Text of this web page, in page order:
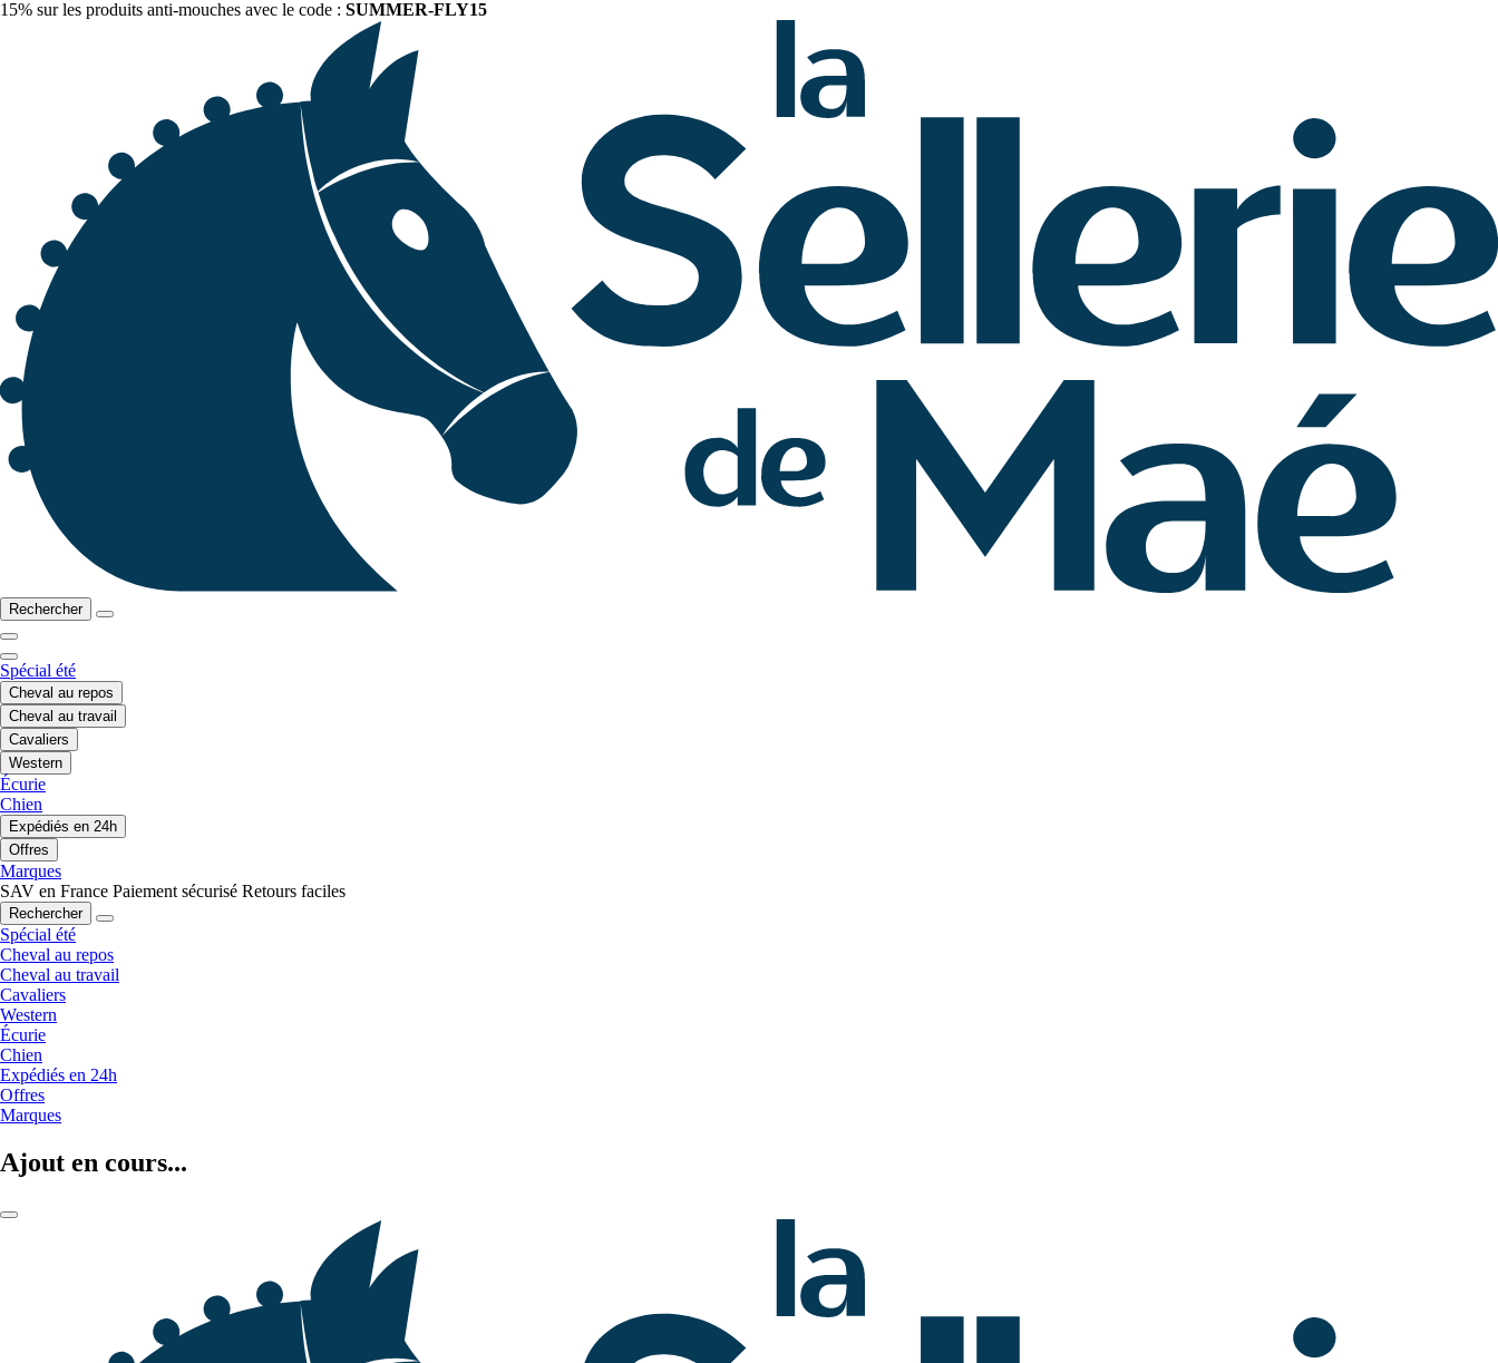
15% sur les produits anti-mouches avec le code : SUMMER-FLY15
Rechercher
Spécial été
Cheval au repos
Cheval au travail
Cavaliers
Western
Écurie
Chien
Expédiés en 24h
Offres
Marques
SAV en France Paiement sécurisé Retours faciles
Rechercher
Spécial été
Cheval au repos
Cheval au travail
Cavaliers
Western
Écurie
Chien
Expédiés en 24h
Offres
Marques
Ajout en cours...